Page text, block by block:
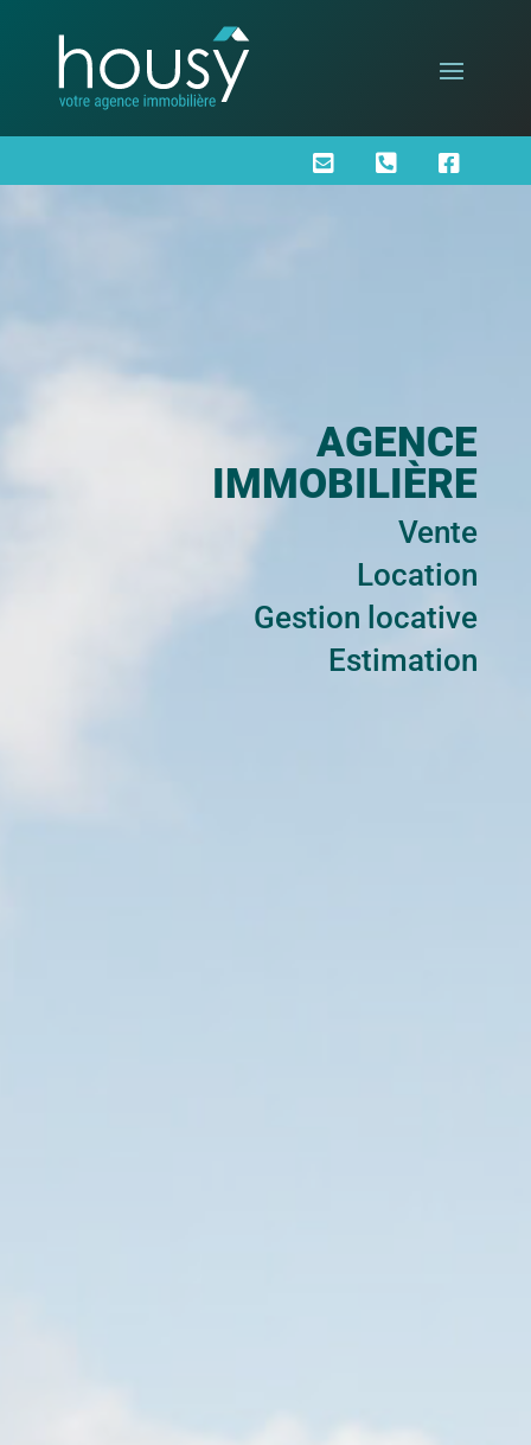
  
AGENCE
IMMOBILIÈRE
Vente
Location
Gestion locative
Estimation